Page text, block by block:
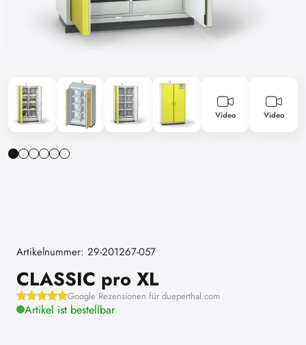
Video Video
Artikelnummer: 29-201267-057
CLASSIC pro XL
Google Rezensionen für dueperthal.com
Artikel ist bestellbar